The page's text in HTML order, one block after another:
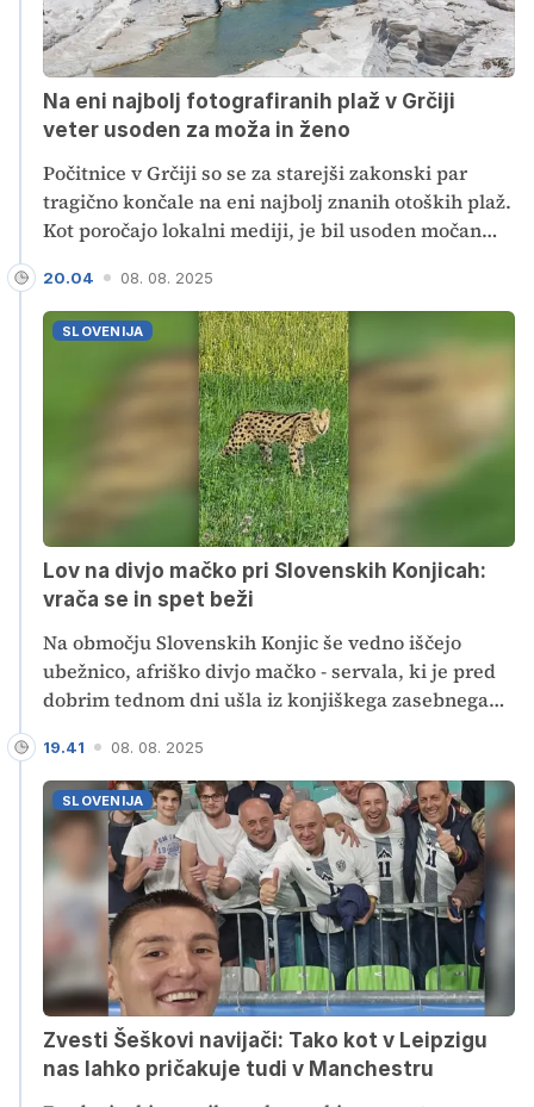
Na eni najbolj fotografiranih plaž v Grčiji
veter usoden za moža in ženo
Počitnice v Grčiji so se za starejši zakonski par
tragično končale na eni najbolj znanih otoških plaž.
Kot poročajo lokalni mediji, je bil usoden močan
Kikladih. Žena je padla v morje, mož jo se skušal
rešiti, vendar sta se nazadnje utopila oba.
SLOVENIJA
20.04 08. 08. 2025
Lov na divjo mačko pri Slovenskih Konjicah:
vrača se in spet beži
Na območju Slovenskih Konjic še vedno iščejo
ubežnico, afriško divjo mačko - servala, ki je pred
dobrim tednom dni ušla iz konjiškega zasebnega
tri servale, in to je prvi pobeg. Poudarjajo, da žival
ni nevarna, običajno takšne mačke tehtajo okoli 18
kilogramov, v naravnem okolju pa se prehranjujejo
z glodalci. Zakaj je sploh pobegnila in kako teče
iskalna akcija?
SLOVENIJA
19.41 08. 08. 2025
Zvesti Šeškovi navijači: Tako kot v Leipzigu
nas lahko pričakuje tudi v Manchestru